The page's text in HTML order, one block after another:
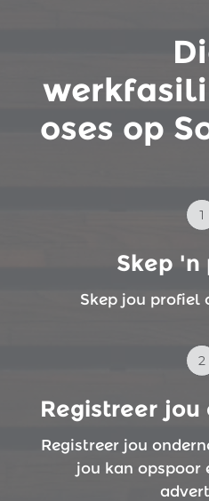
oses op
Skep
Skep jou profiel
Registreer
Registreer jou
jou kan opspoor